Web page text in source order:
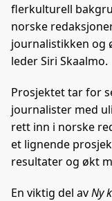
flerkulturell
norske
journalistikken og
leder Siri Skaalmo.
Prosjektet tar for
journalister med
rett inn i norske
et lignende
resultater og økt
En viktig del avNy